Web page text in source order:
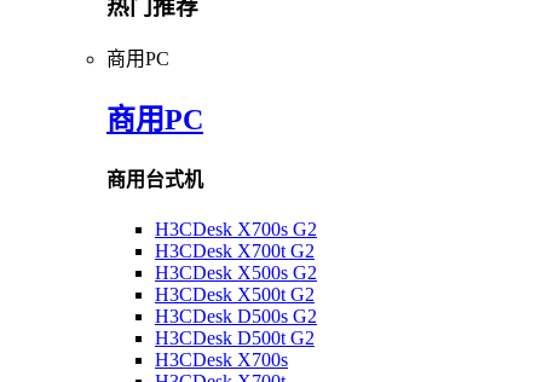
热门推荐
商用PC
商用PC
商用台式机
H3CDesk X700s G2
H3CDesk X700t G2
H3CDesk X500s G2
H3CDesk X500t G2
H3CDesk D500s G2
H3CDesk D500t G2
H3CDesk X700s